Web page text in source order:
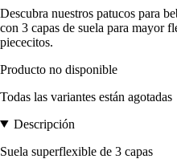
Descubra nuestros patucos para
con 3 capas de suela para mayor
piececitos.
Producto no disponible
Todas las variantes están agotadas
Descripción
Suela superflexible de 3 capas